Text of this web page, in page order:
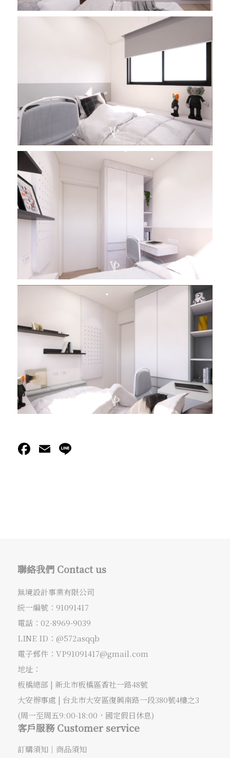
Facebook
Email
聯絡我們 Contact us
無境設計事業有限公司
統一編號：91091417
電話： 02-8969-9039
LINE ID：@572asqqb
電子郵件： VP91091417@gmail.com
地址：
板橋總部 | 新北市板橋區香社一路48號
大安辦事處 | 台北市大安區復興南路一段380號4樓之3
(周一至周五9:00-18:00，國定假日休息)
客戶服務 Customer service
訂購須知｜ 商品須知